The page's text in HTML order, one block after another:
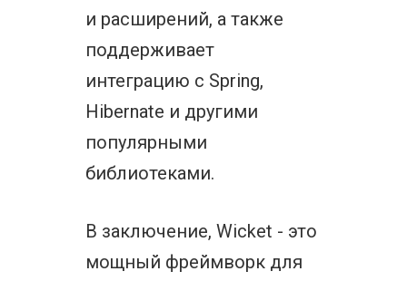
и расширений, а также
поддерживает
интеграцию с Spring,
Hibernate и другими
популярными
библиотеками.
В заключение, Wicket - это
мощный фреймворк для